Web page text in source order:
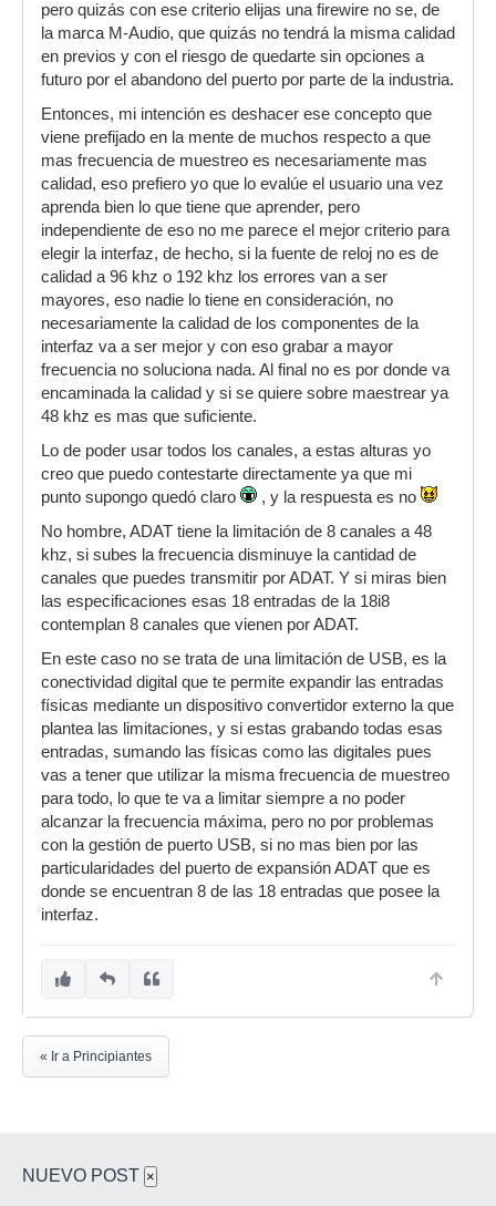
pero quizás con ese criterio elijas una firewire no se, de
la marca M-Audio, que quizás no tendrá la misma calidad
en previos y con el riesgo de quedarte sin opciones a
futuro por el abandono del puerto por parte de la industria.
Entonces, mi intención es deshacer ese concepto que
viene prefijado en la mente de muchos respecto a que
mas frecuencia de muestreo es necesariamente mas
calidad, eso prefiero yo que lo evalúe el usuario una vez
aprenda bien lo que tiene que aprender, pero
independiente de eso no me parece el mejor criterio para
elegir la interfaz, de hecho, si la fuente de reloj no es de
calidad a 96 khz o 192 khz los errores van a ser
mayores, eso nadie lo tiene en consideración, no
necesariamente la calidad de los componentes de la
interfaz va a ser mejor y con eso grabar a mayor
frecuencia no soluciona nada. Al final no es por donde va
encaminada la calidad y si se quiere sobre maestrear ya
48 khz es mas que suficiente.
Lo de poder usar todos los canales, a estas alturas yo
creo que puedo contestarte directamente ya que mi
punto supongo quedó claro
, y la respuesta es no
No hombre, ADAT tiene la limitación de 8 canales a 48
khz, si subes la frecuencia disminuye la cantidad de
canales que puedes transmitir por ADAT. Y si miras bien
las especificaciones esas 18 entradas de la 18i8
contemplan 8 canales que vienen por ADAT.
En este caso no se trata de una limitación de USB, es la
conectividad digital que te permite expandir las entradas
físicas mediante un dispositivo convertidor externo la que
plantea las limitaciones, y si estas grabando todas esas
entradas, sumando las físicas como las digitales pues
vas a tener que utilizar la misma frecuencia de muestreo
para todo, lo que te va a limitar siempre a no poder
alcanzar la frecuencia máxima, pero no por problemas
con la gestión de puerto USB, si no mas bien por las
particularidades del puerto de expansión ADAT que es
donde se encuentran 8 de las 18 entradas que posee la
interfaz.
« Ir a Principiantes
NUEVO POST ×